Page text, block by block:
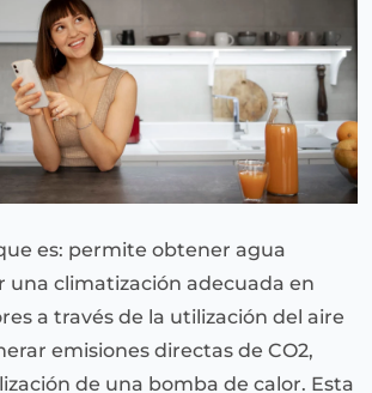
es: permite obtener agua
una climatización adecuada en
a través de la utilización del aire
emisiones directas de CO2,
de una bomba de calor. Esta